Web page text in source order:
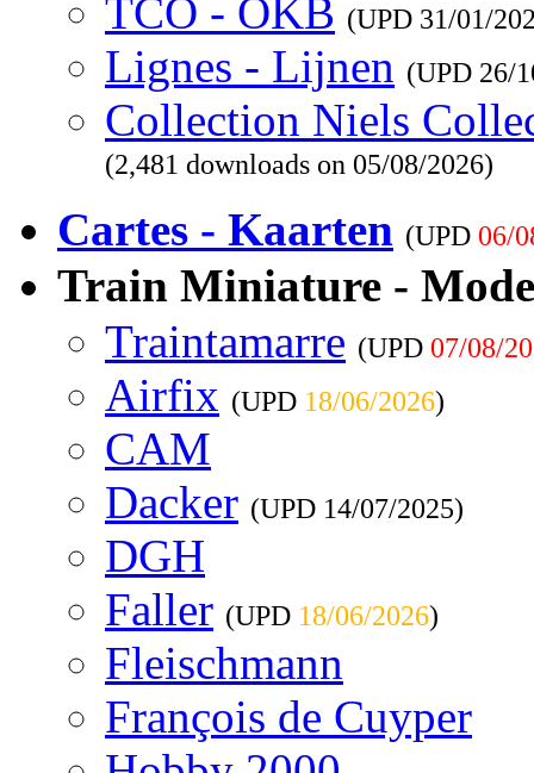
TCO - OKB (UPD 31/01/
Lignes - Lijnen (UPD 26/
Collection Niels
(2,481 downloads on 05/08/2026)
Cartes - Kaarten (UPD 06/
Train Miniature -
Traintamarre (UPD 07/08/
Airfix (UPD 18/06/2026)
CAM
Dacker (UPD 14/07/2025)
DGH
Faller (UPD 18/06/2026)
Fleischmann
François de Cuyper